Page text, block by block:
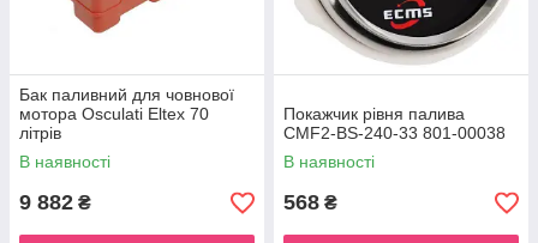
Бак паливний для човнової
мотора Osculati Eltex 70
літрів
В наявності
9 882 ₴
Покажчик рівня палива
CMF2-BS-240-33 801-00038
В наявності
568 ₴